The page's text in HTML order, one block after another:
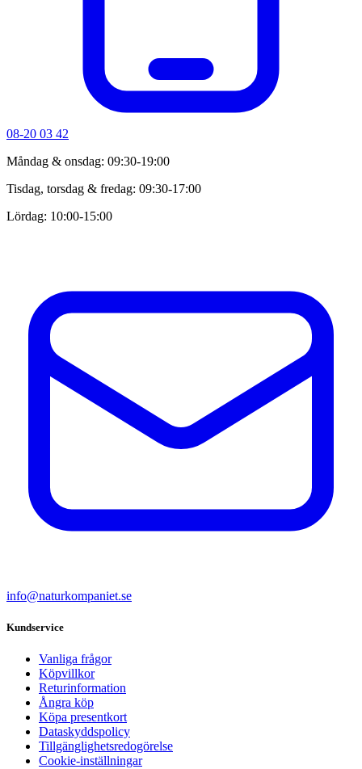
08-20 03 42
Måndag & onsdag: 09:30-19:00
Tisdag, torsdag & fredag: 09:30-17:00
Lördag: 10:00-15:00
info@naturkompaniet.se
Kundservice
Vanliga frågor
Köpvillkor
Returinformation
Ångra köp
Köpa presentkort
Dataskyddspolicy
Tillgänglighetsredogörelse
Cookie-inställningar